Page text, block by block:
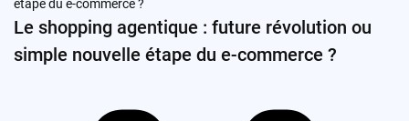
Le shopping agentique : future révolution ou
simple nouvelle étape du e-commerce ?